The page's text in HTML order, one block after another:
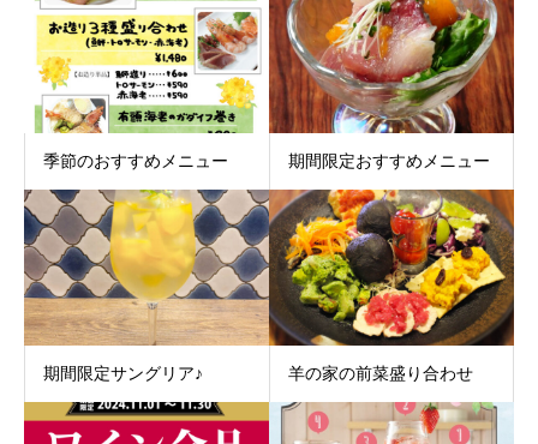
季節のおすすめメニュー 期間限定おすすめメニュー
期間限定サングリア♪ 羊の家の前菜盛り合わせ